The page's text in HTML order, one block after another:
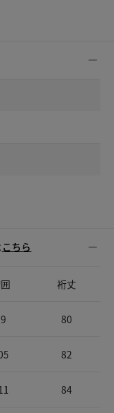
こちら
裄丈
80
82
84